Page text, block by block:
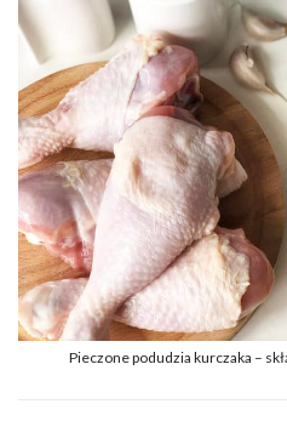
Pieczone podudzia kurczaka –